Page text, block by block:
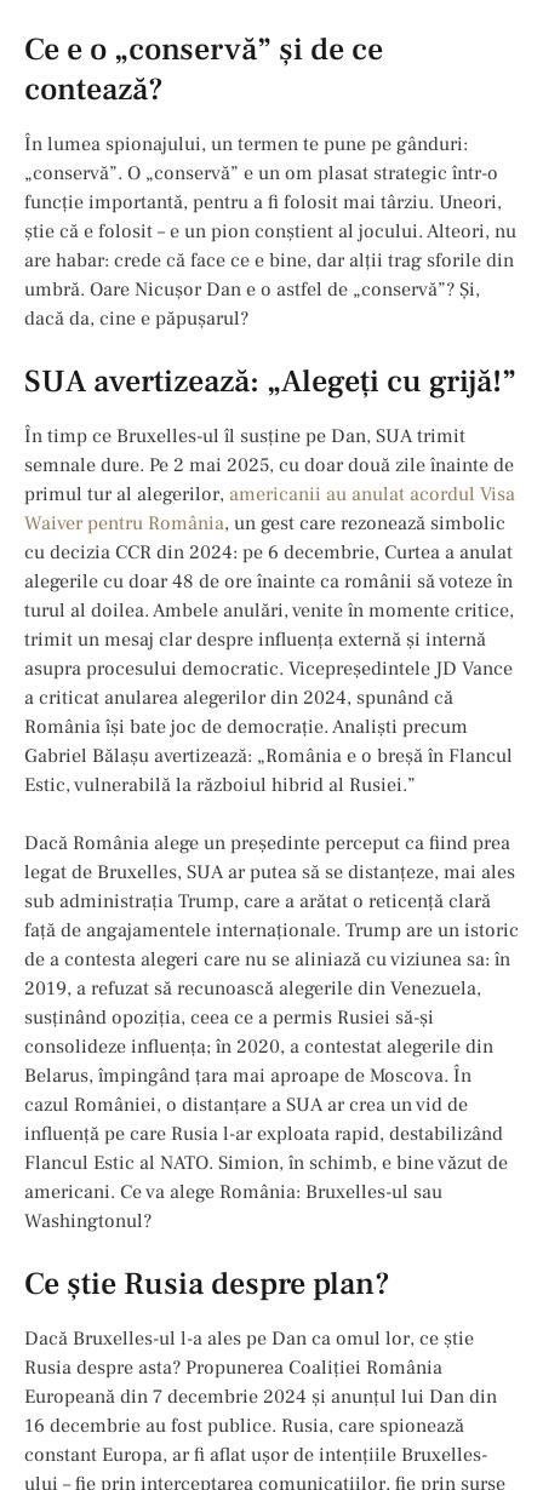
Ce e o „conservă” și de ce
contează?
În lumea spionajului, un termen te pune pe gânduri:
„conservă”. O „conservă” e un om plasat strategic într-o
funcție importantă, pentru a fi folosit mai târziu. Uneori,
știe că e folosit – e un pion conștient al jocului. Alteori, nu
are habar: crede că face ce e bine, dar alții trag sforile din
umbră. Oare Nicușor Dan e o astfel de „conservă”? Și,
dacă da, cine e păpușarul?
SUA avertizează: „Alegeți cu grijă!”
În timp ce Bruxelles-ul îl susține pe Dan, SUA trimit
semnale dure. Pe 2 mai 2025, cu doar două zile înainte de
primul tur al alegerilor, americanii au anulat acordul Visa
Waiver pentru România, un gest care rezonează simbolic
cu decizia CCR din 2024: pe 6 decembrie, Curtea a anulat
alegerile cu doar 48 de ore înainte ca românii să voteze în
turul al doilea. Ambele anulări, venite în momente critice,
trimit un mesaj clar despre influența externă și internă
asupra procesului democratic. Vicepreședintele JD Vance
a criticat anularea alegerilor din 2024, spunând că
România își bate joc de democrație. Analiști precum
Gabriel Bălașu avertizează: „România e o breșă în Flancul
Estic, vulnerabilă la războiul hibrid al Rusiei.”
Dacă România alege un președinte perceput ca fiind prea
legat de Bruxelles, SUA ar putea să se distanțeze, mai ales
sub administrația Trump, care a arătat o reticență clară
față de angajamentele internaționale. Trump are un istoric
de a contesta alegeri care nu se aliniază cu viziunea sa: în
2019, a refuzat să recunoască alegerile din Venezuela,
susținând opoziția, ceea ce a permis Rusiei să-și
consolideze influența; în 2020, a contestat alegerile din
Belarus, împingând țara mai aproape de Moscova. În
cazul României, o distanțare a SUA ar crea un vid de
influență pe care Rusia l-ar exploata rapid, destabilizând
Flancul Estic al NATO. Simion, în schimb, e bine văzut de
americani. Ce va alege România: Bruxelles-ul sau
Washingtonul?
Ce știe Rusia despre plan?
Dacă Bruxelles-ul l-a ales pe Dan ca omul lor, ce știe
Rusia despre asta? Propunerea Coaliției România
Europeană din 7 decembrie 2024 și anunțul lui Dan din
16 decembrie au fost publice. Rusia, care spionează
constant Europa, ar fi aflat ușor de intențiile Bruxelles-
ului – fie prin interceptarea comunicațiilor, fie prin surse